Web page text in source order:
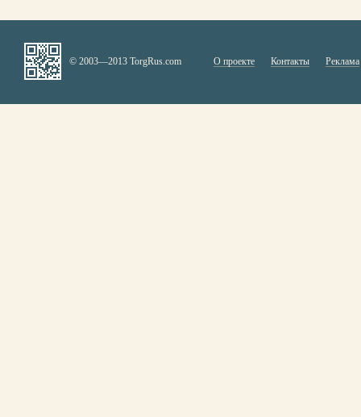
© 2003—2013 TorgRus.com О проекте Контакты Реклама